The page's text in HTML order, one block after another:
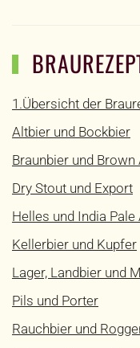
1.Übersicht der
Altbier und Bockbier
Braunbier und Brown
Dry Stout und Export
Helles und India Pale
Kellerbier und Kupfer
Lager, Landbier und
Pils und Porter
Rauchbier und